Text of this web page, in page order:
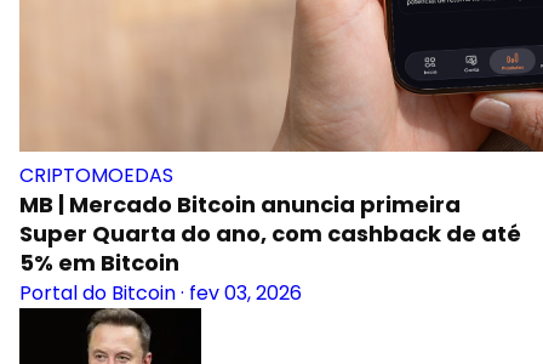
CRIPTOMOEDAS
MB | Mercado Bitcoin anuncia primeira
Super Quarta do ano, com cashback de até
5% em Bitcoin
Portal do Bitcoin· fev 03, 2026